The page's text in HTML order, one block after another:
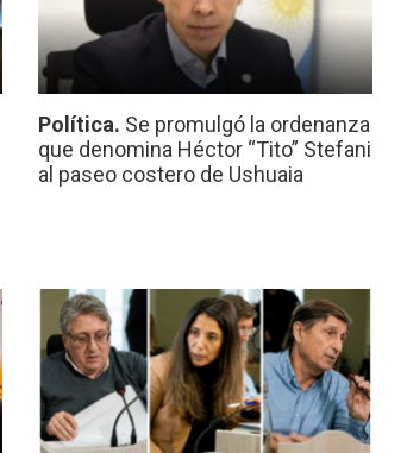
Política. Se promulgó la ordenanza
que denomina Héctor “Tito” Stefani
al paseo costero de Ushuaia